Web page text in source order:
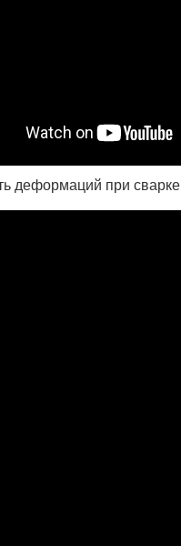
деформаций при сварке